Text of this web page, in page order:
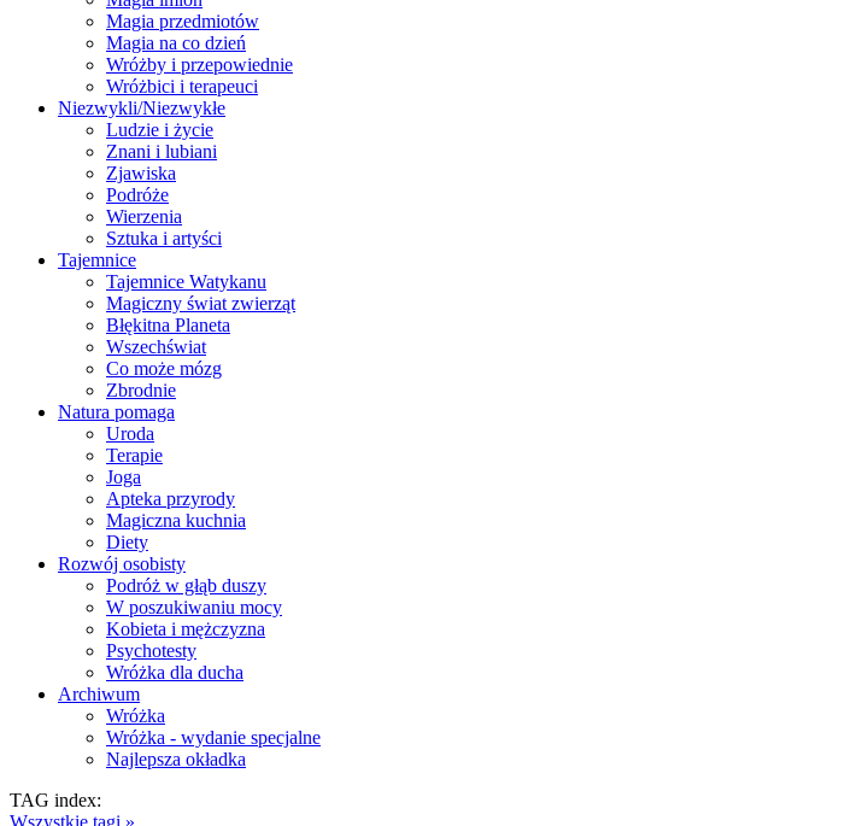
Magia przedmiotów
Magia na co dzień
Wróżby i przepowiednie
Wróżbici i terapeuci
Niezwykli/Niezwykłe
Ludzie i życie
Znani i lubiani
Zjawiska
Podróże
Wierzenia
Sztuka i artyści
Tajemnice
Tajemnice Watykanu
Magiczny świat zwierząt
Błękitna Planeta
Wszechświat
Co może mózg
Zbrodnie
Natura pomaga
Uroda
Terapie
Joga
Apteka przyrody
Magiczna kuchnia
Diety
Rozwój osobisty
Podróż w głąb duszy
W poszukiwaniu mocy
Kobieta i mężczyzna
Psychotesty
Wróżka dla ducha
Archiwum
Wróżka
Wróżka - wydanie specjalne
Najlepsza okładka
TAG index:
Wszystkie tagi »